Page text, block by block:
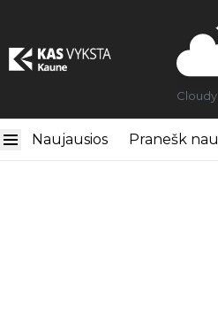
Cloudy
Naujausios Pranešk